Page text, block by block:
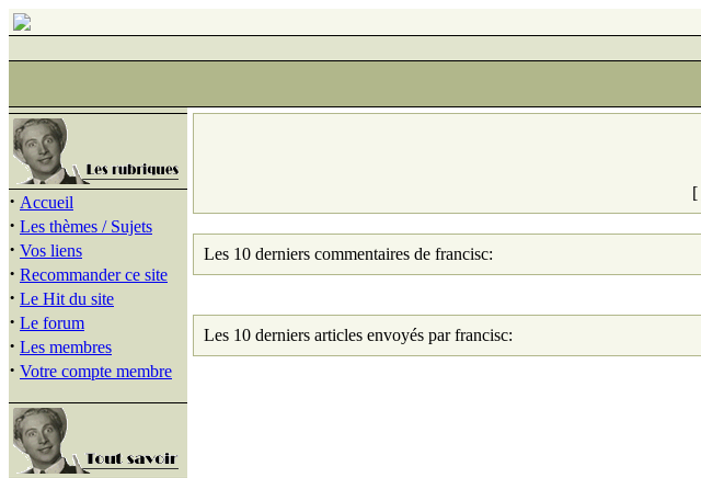
· Accueil
· Les thèmes / Sujets
· Vos liens
· Recommander ce site
· Le Hit du site
· Le forum
· Les membres
· Votre compte membre
[
Les 10 derniers commentaires de francisc:
Les 10 derniers articles envoyés par francisc: